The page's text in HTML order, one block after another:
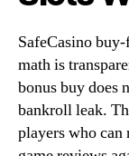
SafeCasino
math is
bonus buy does
bankroll leak.
players who can